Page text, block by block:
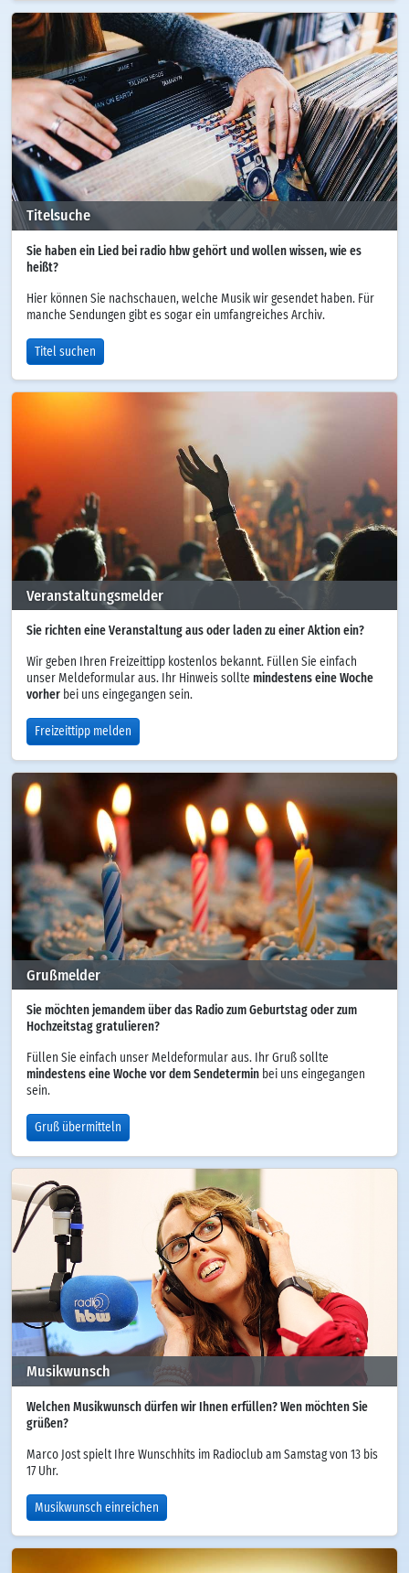
Titelsuche
Sie haben ein Lied bei radio hbw gehört und wollen wissen, wie es
heißt?
Hier können Sie nachschauen, welche Musik wir gesendet haben. Für
manche Sendungen gibt es sogar ein umfangreiches Archiv.
Titel suchen
Veranstaltungsmelder
Sie richten eine Veranstaltung aus oder laden zu einer Aktion ein?
Wir geben Ihren Freizeittipp kostenlos bekannt. Füllen Sie einfach
unser Meldeformular aus. Ihr Hinweis sollte mindestens eine Woche
vorher bei uns eingegangen sein.
Freizeittipp melden
Grußmelder
Sie möchten jemandem über das Radio zum Geburtstag oder zum
Hochzeitstag gratulieren?
Füllen Sie einfach unser Meldeformular aus. Ihr Gruß sollte
mindestens eine Woche vor dem Sendetermin bei uns eingegangen
sein.
Gruß übermitteln
Musikwunsch
Welchen Musikwunsch dürfen wir Ihnen erfüllen? Wen möchten Sie
grüßen?
Marco Jost spielt Ihre Wunschhits im Radioclub am Samstag von 13 bis
17 Uhr.
Musikwunsch einreichen